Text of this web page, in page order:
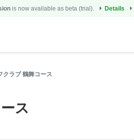
is now available as beta (trial). Details
クラブ 鶴舞コース
ス